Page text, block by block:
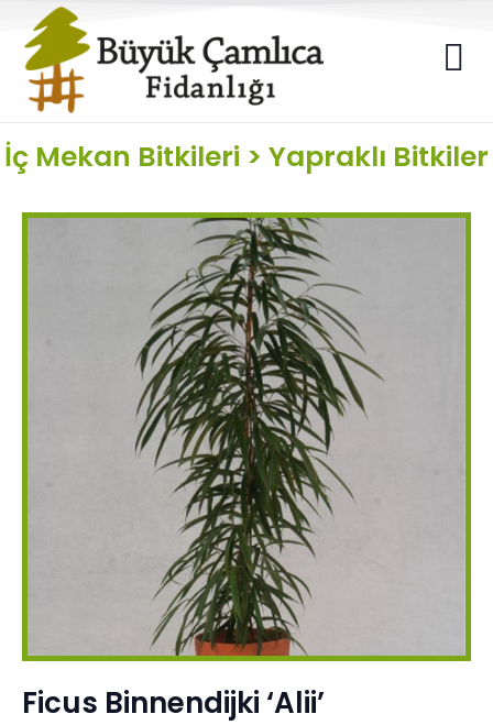
İç Mekan Bitkileri > Yapraklı Bitkiler
Ficus Binnendijki ‘Alii’